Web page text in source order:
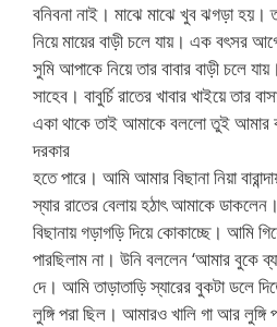
বনিবনা নাই। মাঝে মাঝে খুব ঝগড়া
নিয়ে মায়ের বাড়ী চলে যায়। এক বৎসর
সুমি আপাকে নিয়ে তার বাবার বাড়ী চলে
সাহেব। বাবুর্চি রাতের খাবার খাইয়ে তার
একা থাকে তাই আমাকে বললো তুই আমার
দরকার
হতে পারে। আমি আমার বিছানা নিয়া
স্যার রাতের বেলায় হঠাৎ আমাকে
বিছানায় গড়াগড়ি দিয়ে কোকাচ্ছে। আমি
পারছিলাম না। উনি বললেন ‘আমার বুকে
দে। আমি তাড়াতাড়ি স্যারের বুকটা ডলে
লুঙ্গি পরা ছিল। আমারও খালি গা আর